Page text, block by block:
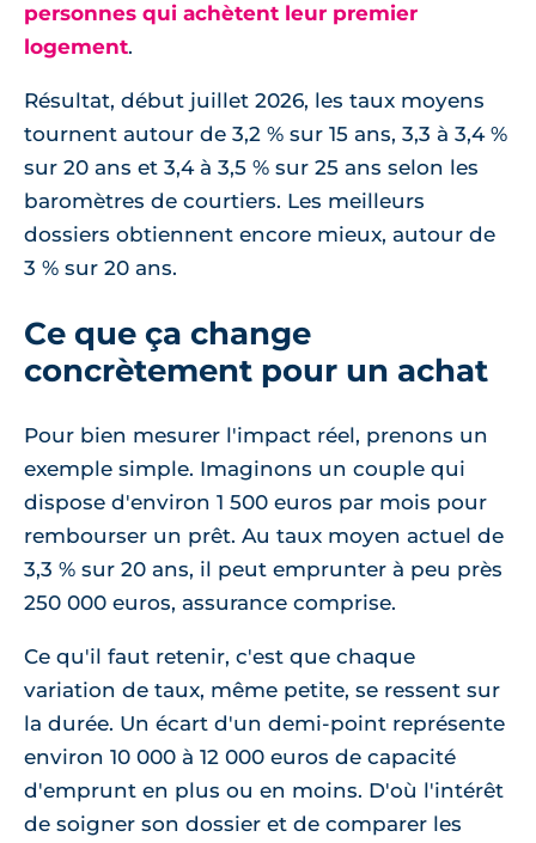
personnes qui achètent leur premier
logement.
Résultat, début juillet 2026, les taux moyens
tournent autour de 3,2 % sur 15 ans, 3,3 à 3,4 %
sur 20 ans et 3,4 à 3,5 % sur 25 ans selon les
baromètres de courtiers. Les meilleurs
dossiers obtiennent encore mieux, autour de
3 % sur 20 ans.
Ce que ça change
concrètement pour un achat
Pour bien mesurer l'impact réel, prenons un
exemple simple. Imaginons un couple qui
dispose d'environ 1 500 euros par mois pour
rembourser un prêt. Au taux moyen actuel de
3,3 % sur 20 ans, il peut emprunter à peu près
250 000 euros, assurance comprise.
Ce qu'il faut retenir, c'est que chaque
variation de taux, même petite, se ressent sur
la durée. Un écart d'un demi-point représente
environ 10 000 à 12 000 euros de capacité
d'emprunt en plus ou en moins. D'où l'intérêt
de soigner son dossier et de comparer les